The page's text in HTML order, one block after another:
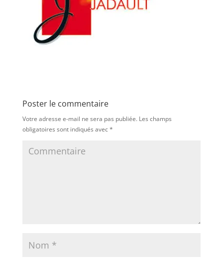
Poster le commentaire
Votre adresse e-mail ne sera pas publiée.Les champs
obligatoires sont indiqués avec*